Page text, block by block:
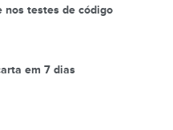
nos testes de código
em 7 dias